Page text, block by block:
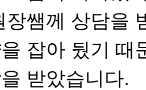
장쌤께 상담을
잡아 뒀기 때
받았습니다.